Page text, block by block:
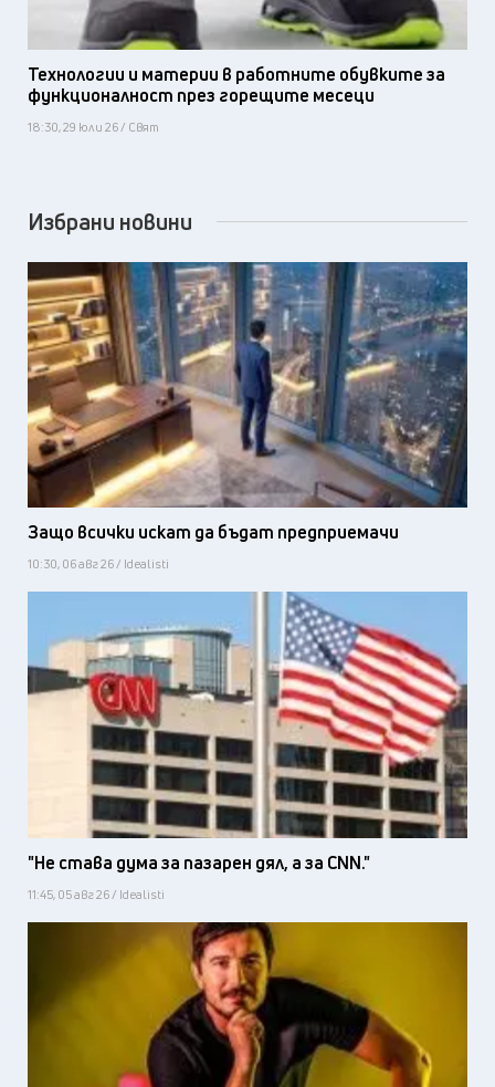
Технологии и материи в работните обувките за
функционалност през горещите месеци
18:30, 29 юли 26 / Свят
Избрани новини
Защо всички искат да бъдат предприемачи
10:30, 06 авг 26 / Idealisti
"Не става дума за пазарен дял, а за CNN."
11:45, 05 авг 26 / Idealisti